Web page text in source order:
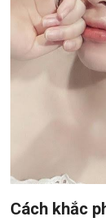
Cách khắc